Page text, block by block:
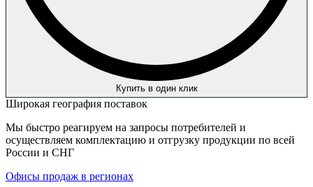
Купить в один клик
Широкая география поставок
Мы быстро реагируем на запросы потребителей и
осуществляем комплектацию и отгрузку продукции по всей
России и СНГ
Офисы продаж в регионах